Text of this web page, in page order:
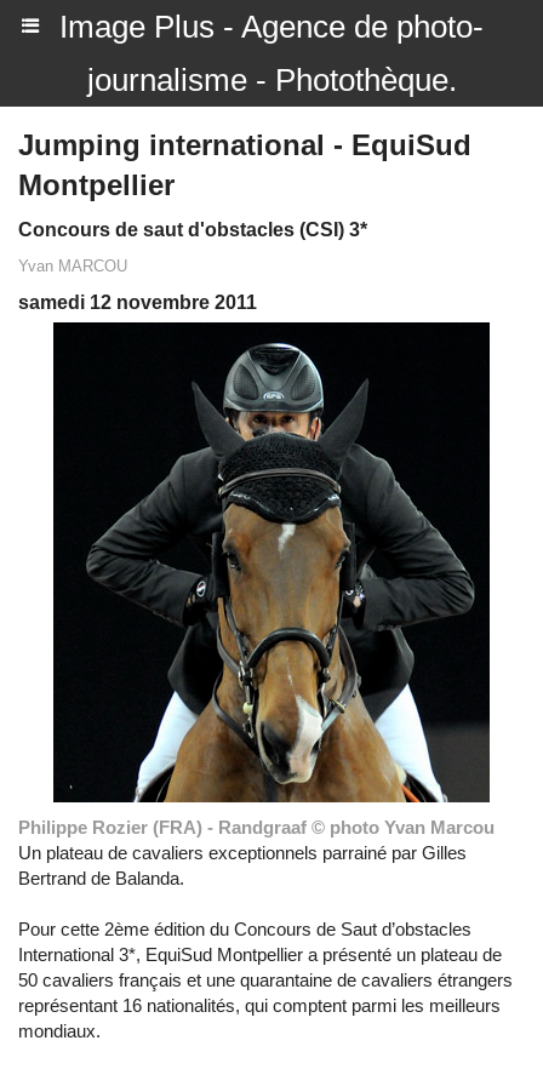
Image Plus - Agence de photo-
journalisme - Photothèque.
Jumping international - EquiSud
Montpellier
Concours de saut d'obstacles (CSI) 3*
Yvan MARCOU
samedi 12 novembre 2011
Philippe Rozier (FRA) - Randgraaf © photo Yvan Marcou
Un plateau de cavaliers exceptionnels parrainé par Gilles
Bertrand de Balanda.
Pour cette 2ème édition du Concours de Saut d’obstacles
International 3*, EquiSud Montpellier a présenté un plateau de
50 cavaliers français et une quarantaine de cavaliers étrangers
représentant 16 nationalités, qui comptent parmi les meilleurs
mondiaux.